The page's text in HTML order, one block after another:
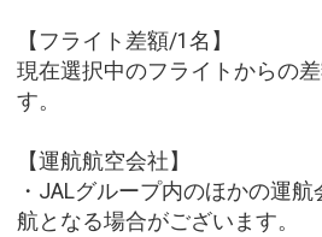
【フライト差額/1名】
現在選択中のフライトからの
す。
【運航航空会社】
・JALグループ内のほかの運
航となる場合がございます。